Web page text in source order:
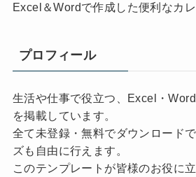
Excel＆Wordで作成した便利なカ
プロフィール
生活や仕事で役立つ、Excel・
を掲載しています。
全て未登録・無料でダウンロード
ズも自由に行えます。
このテンプレートが皆様のお役に